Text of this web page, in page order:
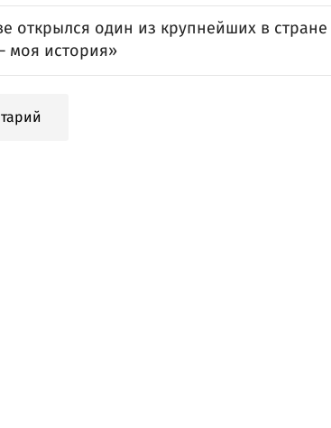
открылся один из крупнейших в
моя история»